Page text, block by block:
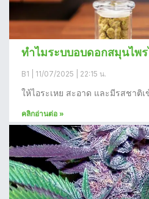
ทำไมระบบอบดอกสมุนไพ
B1 11/07/2025 22:15 น.
ให้ไอระเหย สะอาด และมีรสชาติ
คลิกอ่านต่อ »